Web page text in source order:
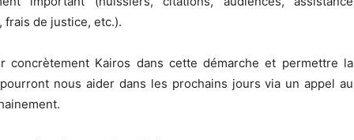
de justice, etc.).
concrètement Kairos dans cette démarche et permettre la
nous aider dans les prochains jours via un appel au